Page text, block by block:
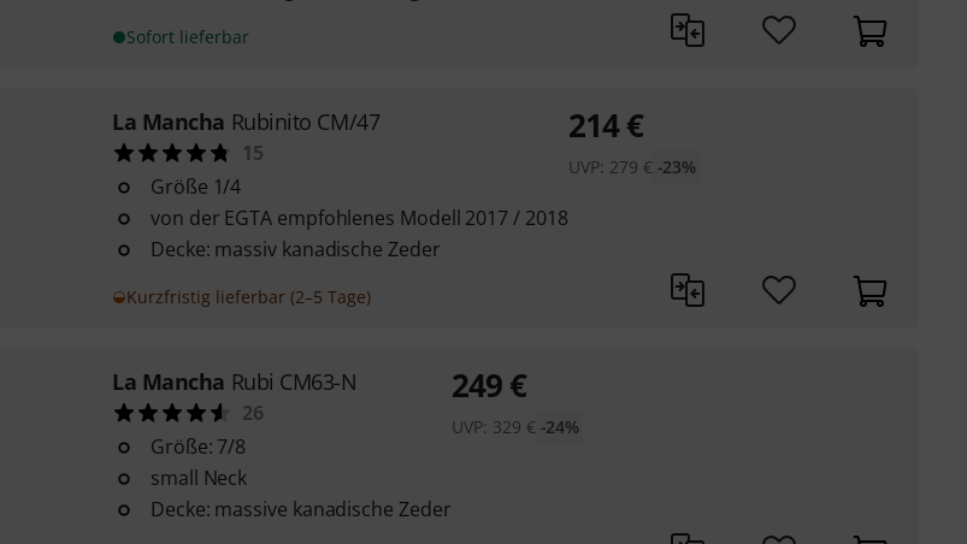
Sofort lieferbar
La Mancha Rubinito CM/47
15
Größe 1/4
von der EGTA empfohlenes Modell 2017 / 2018
Decke: massiv kanadische Zeder
Kurzfristig lieferbar (2–5 Tage)
214€
UVP: 279 € -23%
La Mancha Rubi CM63-N
26
Größe: 7/8
small Neck
Decke: massive kanadische Zeder
249€
UVP: 329 € -24%